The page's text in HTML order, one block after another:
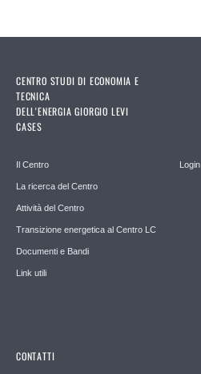
CENTRO STUDI DI ECONOMIA E
TECNICA
DELL'ENERGIA GIORGIO LEVI
CASES
Il Centro
La ricerca del Centro
Attività del Centro
Transizione energetica al Centro LC
Documenti e Bandi
Link utili
Login
CONTATTI